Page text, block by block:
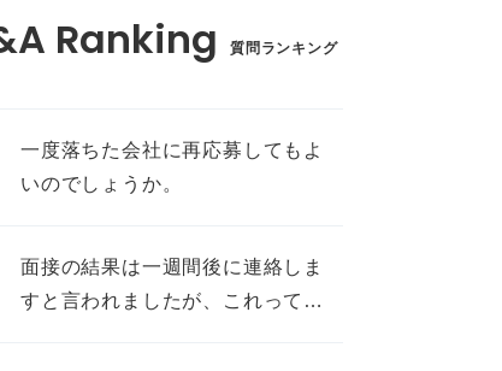
質問ランキング
一度落ちた会社に再応募してもよ
いのでしょうか。
面接の結果は一週間後に連絡しま
すと言われましたが、これって不